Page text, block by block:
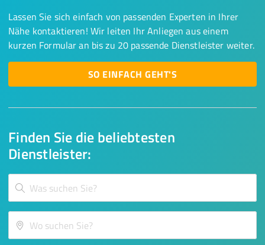
Finden Sie die beliebtesten
Dienstleister:
Lassen Sie sich einfach von passenden Experten in Ihrer
Nähe kontaktieren! Wir leiten Ihr Anliegen aus einem
kurzen Formular an bis zu 20 passende Dienstleister weiter.
SO EINFACH GEHT'S